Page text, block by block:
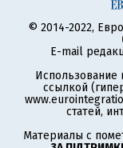
© 2014-2022,
E-mail
Использование
ссылкой
статей,
Материалы с